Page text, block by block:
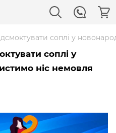
соплі у
соплі у
ніс немовля